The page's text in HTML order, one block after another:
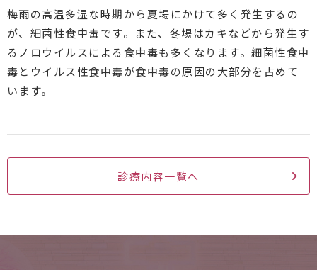
梅雨の高温多湿な時期から夏場にかけて多く発生するの
が、細菌性食中毒です。また、冬場はカキなどから発生す
るノロウイルスによる食中毒も多くなります。細菌性食中
毒とウイルス性食中毒が食中毒の原因の大部分を占めて
います。
診療内容一覧へ